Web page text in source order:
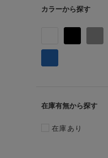
カラー
在庫有無
在庫あり